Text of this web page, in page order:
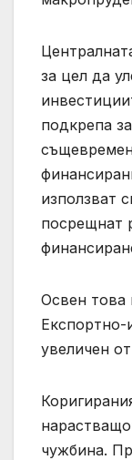
за цел да
подкрепа
използват
посрещнат
Освен това
Експортно-
увеличен
чужбина.